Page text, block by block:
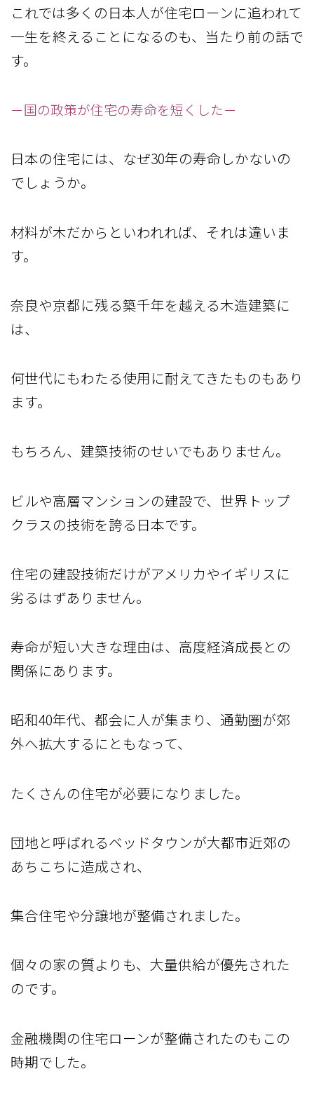
これでは多くの日本人が住宅ローンに追われて
一生を終えることになるのも、当たり前の話で
す。
－国の政策が住宅の寿命を短くした－
日本の住宅には、なぜ30年の寿命しかないの
でしょうか。
材料が木だからといわれれば、それは違いま
す。
奈良や京都に残る築千年を越える木造建築に
は、
何世代にもわたる使用に耐えてきたものもあり
ます。
もちろん、建築技術のせいでもありません。
ビルや高層マンションの建設で、世界トップ
クラスの技術を誇る日本です。
住宅の建設技術だけがアメリカやイギリスに
劣るはずありません。
寿命が短い大きな理由は、高度経済成長との
関係にあります。
昭和40年代、都会に人が集まり、通勤圏が郊
外へ拡大するにともなって、
たくさんの住宅が必要になりました。
団地と呼ばれるベッドタウンが大都市近郊の
あちこちに造成され、
集合住宅や分譲地が整備されました。
個々の家の質よりも、大量供給が優先された
のです。
金融機関の住宅ローンが整備されたのもこの
時期でした。